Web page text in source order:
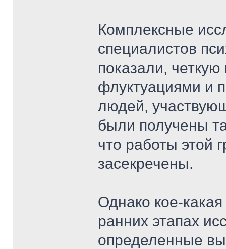
Комплексные
специалистов
показали,
флуктуациями и
людей,
были получены
что работы этой
засекречены.
Однако кое-
ранних этапах
определенные